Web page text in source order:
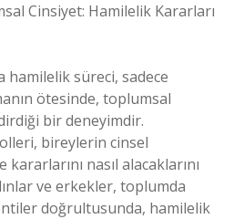
Cinsiyet: Hamilelik Kararları
hamilelik süreci, sadece
ötesinde, toplumsal
bir deneyimdir.
bireylerin cinsel
kararlarını nasıl alacaklarını
ve erkekler, toplumda
doğrultusunda, hamilelik